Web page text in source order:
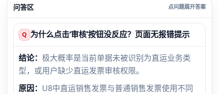
问答区
Q 为什么点击‘审核’按钮没反应？页面无报错提示
结论： 极大概率是当前单据未被识别为直运业务类
型，或用户缺少直运发票审核权限。
原因： U8中直运销售发票与普通销售发票使用不同